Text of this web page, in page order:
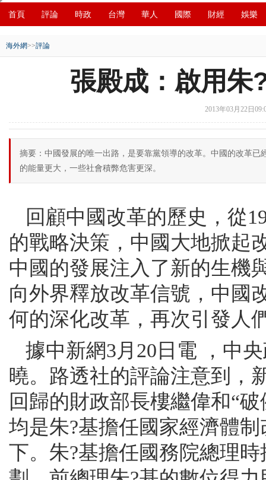
首頁 評論 時政 台灣 華人 國際 財經 娛樂
海外網>>評論
張殿成：啟用朱
2013年03月22日
摘要：中國發展的唯一出路，是要靠黨領導的改革。中國的改革
的能量更大，一些社會積弊危害更深。
回顧中國改革的歷史，從
的戰略決策，中國大地掀起
中國的發展注入了新的生機
向外界釋放改革信號，中國
何的深化改革，再次引發人
據中新網3月20日電 ，中
曉。路透社的評論注意到，
回歸的財政部長樓繼偉和“
均是朱?基擔任國家經濟體
下。朱?基擔任國務院總理